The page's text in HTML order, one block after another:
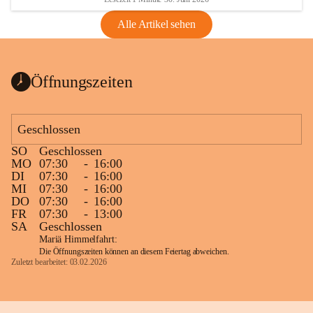
Alle Artikel sehen
Öffnungszeiten
Geschlossen
SO
Geschlossen
MO 07:30 - 16:00
DI
07:30 - 16:00
MI
07:30 - 16:00
DO
07:30 - 16:00
FR
07:30 - 13:00
SA
Geschlossen
Mariä Himmelfahrt:
Die Öffnungszeiten können an diesem Feiertag abweichen.
Zuletzt bearbeitet: 03.02.2026